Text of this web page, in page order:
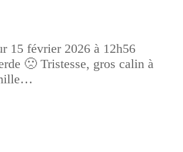
15 février 2026 à 12h56
🙁 Tristesse, gros calin à